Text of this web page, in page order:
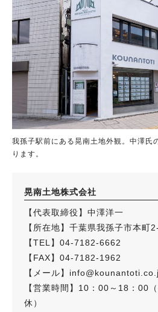
我孫子駅前にある晃南土地外観。中澤氏
ります。
晃南土地株式会社
【代表取締役】中澤洋一
【所在地】千葉県我孫子市本町
【TEL】04-7182-6662
【FAX】04-7182-1962
【メール】
【営業時間】10：00～18：00
休）